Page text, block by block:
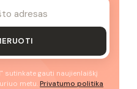
sutinkate gauti naujienlaiškį
metu. Privatumo politika